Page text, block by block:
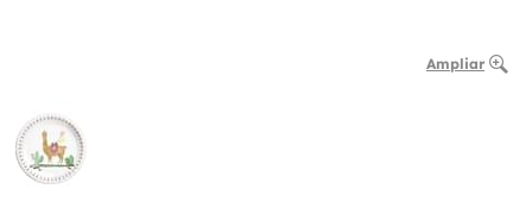
Ampliar